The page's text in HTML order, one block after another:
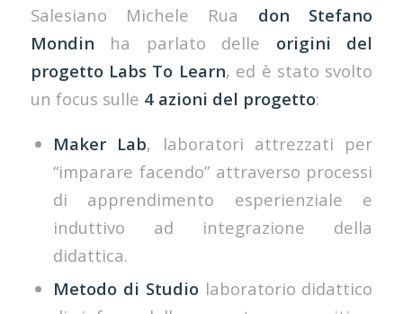
Salesiano Michele Rua don Stefano
Mondin ha parlato delle origini del
progetto Labs To Learn, ed è stato svolto
un focus sulle 4 azioni del progetto:
Maker Lab, laboratori attrezzati per
“imparare facendo” attraverso processi
di apprendimento esperienziale e
induttivo ad integrazione della
didattica.
Metodo di Studio laboratorio didattico